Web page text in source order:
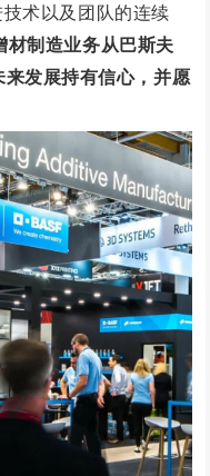
术以及团队的连续
制造业务从巴斯夫
发展持有信心，并愿